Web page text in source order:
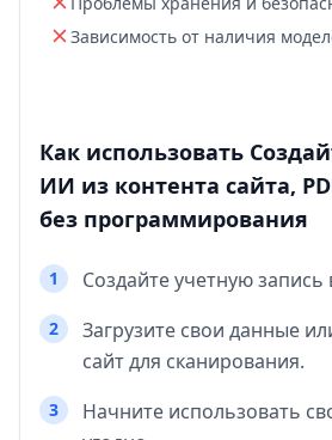
Зависимость от наличия
Как использовать
ИИ из контента сайта,
без программирования
1 Создайте учетную запись
2
Загрузите свои данные
сайт для сканирования.
3
Начните использовать